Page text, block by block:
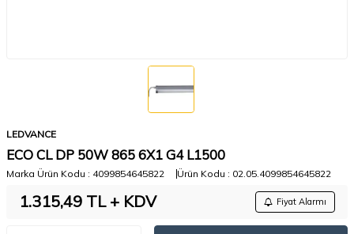
LEDVANCE
ECO CL DP 50W 865 6X1 G4 L1500
Marka Ürün Kodu : 4099854645822 Ürün Kodu : 02.05.4099854645822
1.315,49 TL + KDV Fiyat Alarmı